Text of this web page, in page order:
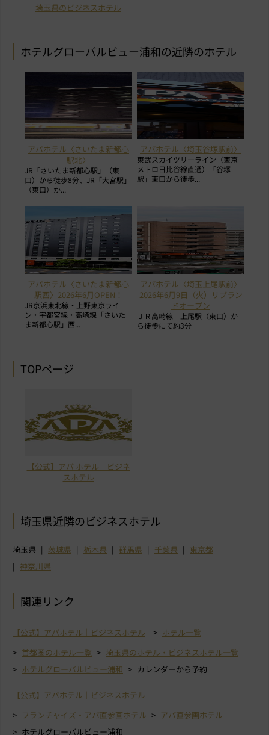
埼玉県のビジネスホテル
ホテルグローバルビュー浦和の近隣のホテル
アパホテル〈さいたま新都心
駅北〉
JR「さいたま新都心駅」（東
口）から徒歩8分、JR「大宮駅」
（東口）か...
アパホテル〈埼玉谷塚駅前〉
東武スカイツリーライン（東京
メトロ日比谷線直通）「谷塚
駅」東口から徒歩...
アパホテル〈さいたま新都心
駅西〉2026年6月OPEN！
JR京浜東北線・上野東京ライ
ン・宇都宮線・高崎線「さいた
ま新都心駅」西...
アパホテル〈埼玉上尾駅前〉
2026年6月9日（火）リブラン
ドオープン
ＪＲ高崎線 上尾駅（東口）か
ら徒歩にて約3分
TOPページ
【公式】アパ ホテル｜ビジネ
スホテル
埼玉県近隣のビジネスホテル
埼玉県 茨城県 栃木県 群馬県 千葉県
東京都
神奈川県
関連リンク
【公式】アパホテル｜ビジネスホテル
ホテル一覧
首都圏のホテル一覧
埼玉県のホテル・ビジネスホテル一覧
ホテルグローバルビュー浦和
カレンダーから予約
【公式】アパホテル｜ビジネスホテル
フランチャイズ・アパ直参画ホテル
アパ直参画ホテル
ホテルグローバルビュー浦和